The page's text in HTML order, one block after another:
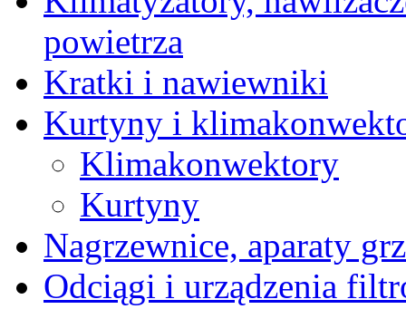
powietrza
Kratki i nawiewniki
Kurtyny i
Klimakonwektory
Kurtyny
Nagrzewnice, aparaty
Odciągi i urządzenia